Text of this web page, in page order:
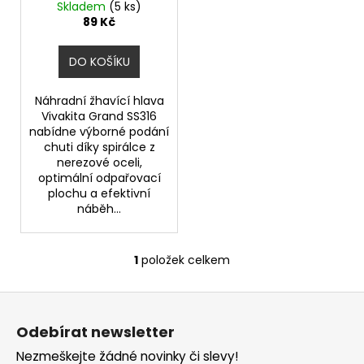
(0,2ohm) (1ks)
Skladem (5 ks)
89 Kč
DO KOŠÍKU
Náhradní žhavící hlava
Vivakita Grand SS316
nabídne výborné podání
chuti díky spirálce z
nerezové oceli,
optimální odpařovací
plochu a efektivní
náběh...
O
v
a
1 položek celkem
HLEDAT
p
r
u
Odebírat newsletter
Nezmeškejte žádné novinky či slevy!